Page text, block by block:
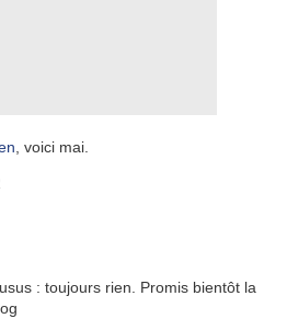
, voici mai.
: toujours rien. Promis bientôt la